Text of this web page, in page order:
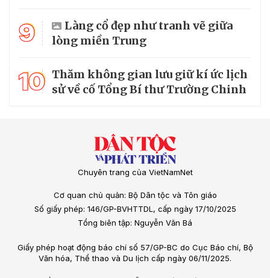
9
Làng cổ đẹp như tranh vẽ giữa
lòng miền Trung
10 Thăm không gian lưu giữ kí ức lịch
sử về cố Tổng Bí thư Trường Chinh
Chuyên trang của VietNamNet
Cơ quan chủ quản: Bộ Dân tộc và Tôn giáo
Số giấy phép: 146/GP-BVHTTDL, cấp ngày 17/10/2025
Tổng biên tập: Nguyễn Văn Bá
Giấy phép hoạt động báo chí số 57/GP-BC do Cục Báo chí, Bộ
Văn hóa, Thể thao và Du lịch cấp ngày 06/11/2025.